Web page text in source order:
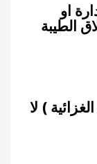
او
الطيبة
) لا